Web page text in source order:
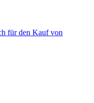
für den Kauf von